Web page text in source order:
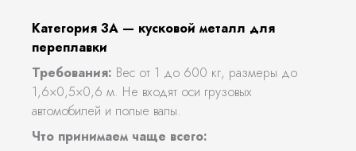
Категория 3А — кусковой металл для
переплавки
Требования: Вес от 1 до 600 кг, размеры до
1,6×0,5×0,6 м. Не входят оси грузовых
автомобилей и полые валы.
Что принимаем чаще всего: